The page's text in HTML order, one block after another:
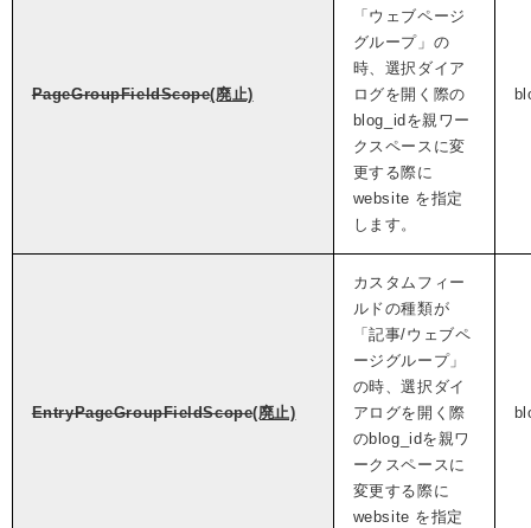
PageGroupFieldScope(廃止)
「ウェブページ
グループ」の
時、選択ダイア
ログを開く際の
blog_idを親ワー
クスペースに変
更する際に
website を指定
します。
EntryPageGroupFieldScope(廃止)
カスタムフィー
ルドの種類が
「記事/ウェブペ
ージグループ」
の時、選択ダイ
アログを開く際
のblog_idを親ワ
ークスペースに
変更する際に
website を指定